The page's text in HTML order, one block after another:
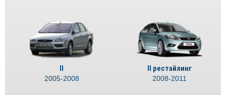
II
2005-2008
II рестайлинг
2008-2011